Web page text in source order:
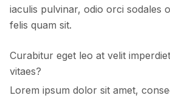
iaculis pulvinar, odio orci sodales
felis quam sit.
Curabitur eget leo at velit
vitaes?
Lorem ipsum dolor sit amet,